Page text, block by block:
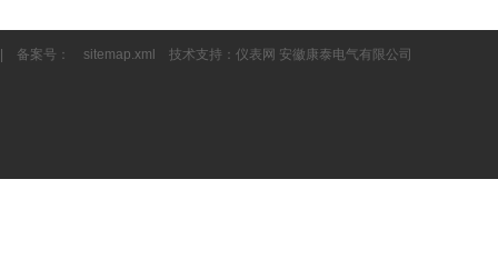
| 备案号： sitemap.xml 技术支持： 仪表网 安徽康泰电气有限公司